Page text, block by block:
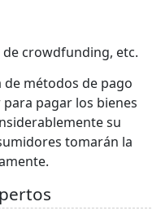
crowdfunding, etc.
de métodos de pago
pagar los bienes
su
tomarán la